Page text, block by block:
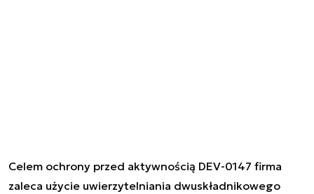
Celem ochrony przed aktywnością DEV-0147 firma
zaleca użycie uwierzytelniania dwuskładnikowego